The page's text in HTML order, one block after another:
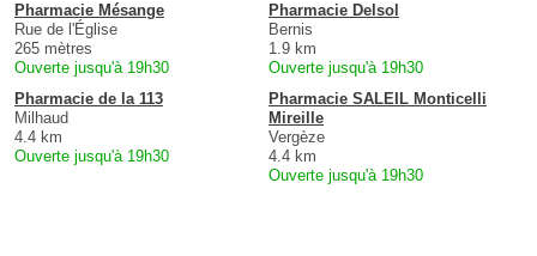
Pharmacie Mésange
Rue de l'Église
265 mètres
Ouverte jusqu'à 19h30
Pharmacie Delsol
Bernis
1.9 km
Ouverte jusqu'à 19h30
Pharmacie de la 113
Milhaud
4.4 km
Ouverte jusqu'à 19h30
Pharmacie SALEIL Monticelli
Mireille
Vergèze
4.4 km
Ouverte jusqu'à 19h30